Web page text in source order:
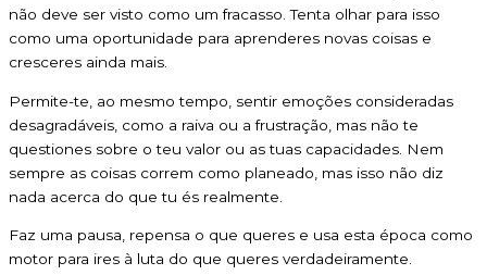
não deve ser visto como um fracasso. Tenta olhar para isso
como uma oportunidade para aprenderes novas coisas e
cresceres ainda mais.
Permite-te, ao mesmo tempo, sentir emoções consideradas
desagradáveis, como a raiva ou a frustração, mas não te
questiones sobre o teu valor ou as tuas capacidades. Nem
sempre as coisas correm como planeado, mas isso não diz
nada acerca do que tu és realmente.
Faz uma pausa, repensa o que queres e usa esta época como
motor para ires à luta do que queres verdadeiramente.